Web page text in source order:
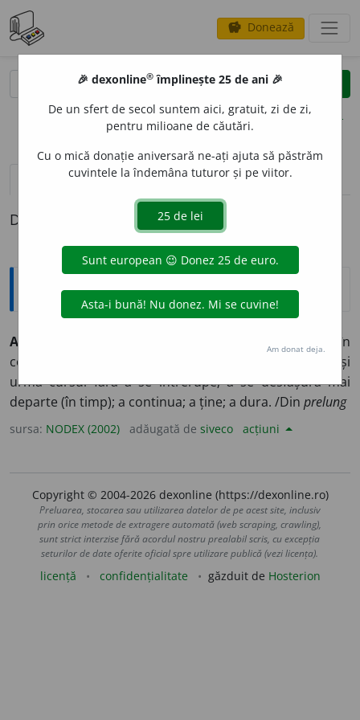
savings Donează
clear
opțiuni
definiții (1) pronunțievolume_up (33)
Definiția cu ID-ul 349103:
Explicative DEX
A SE PRELUNG
1) A se lungi în
continuare (în spațiu); a se întinde mai departe. 2) A-și
urma cursul fără a se întrerupe; a se desfășura mai
departe (în timp); a continua; a ține; a dura. /Din prelung
sursa: NODEX (2002) adăugată de siveco acțiuni
Copyright © 2004-2026 dexonline (https://dexonline.ro)
Preluarea, stocarea sau utilizarea datelor de pe acest site, inclusiv
prin orice metode de extragere automată (web scraping, crawling),
sunt strict interzise fără acordul nostru prealabil scris, cu excepția
seturilor de date oferite oficial spre utilizare publică (vezi licența).
licență confidențialitate găzduit de Hosterion
🎉 dexonline® împlinește 25 de ani 🎉
De un sfert de secol suntem aici, gratuit, zi de zi,
pentru milioane de căutări.
Cu o mică donație aniversară ne-ați ajuta să păstrăm
cuvintele la îndemâna tuturor și pe viitor.
Am donat deja.